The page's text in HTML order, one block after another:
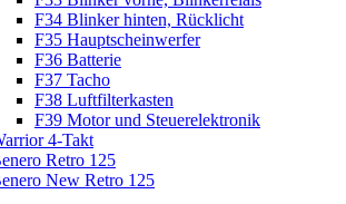
F34 Blinker hinten, Rücklicht
F35 Hauptscheinwerfer
F36 Batterie
F37 Tacho
F38 Luftfilterkasten
F39 Motor und Steuerelektronik
4-Takt
Retro 125
New Retro 125